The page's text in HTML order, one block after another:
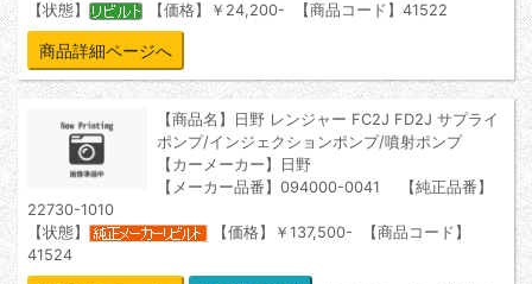
【状態】
【価格】￥24,200- 【商品コード】41522
商品詳細ページへ
【商品名】日野 レンジャー FC2J FD2J サプライ
ポンプ/インジェクションポンプ/噴射ポンプ
【カーメーカー】日野
【メーカー品番】094000-0041 【純正品番】
22730-1010
【状態】
【価格】￥137,500- 【商品コード】
41524